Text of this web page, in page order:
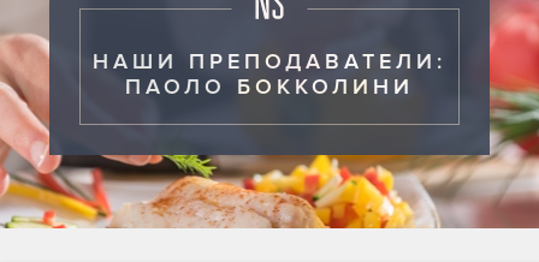
НАШИ ПРЕПОДАВАТЕЛИ:
ПАОЛО БОККОЛИНИ